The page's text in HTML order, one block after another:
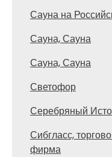
Сауна на
Сауна, Сауна
Сауна, Сауна
Светофор
Серебряный
Сибгласс,
фирма